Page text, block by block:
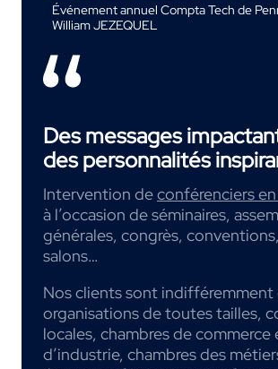
Événement annuel Compta Tech de
William JEZEQUEL
Des messages
des personnalités
Intervention deconférenciers
à l’occasion de séminaires,
générales, congrès,
salons…
Nos clients sont indifféremment
organisations de toutes tailles,
locales, chambres de commerce
d’industrie, chambres des